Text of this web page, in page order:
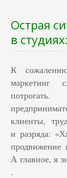
Острая
в
К
маркетинг
клиенты,
и разряда:
продвижение
А главное, я
.